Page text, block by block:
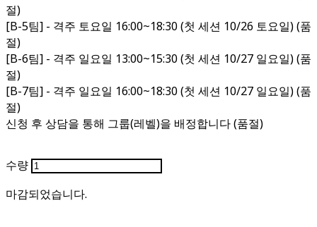
절)
[B-5팀] - 격주 토요일 16:00~18:30 (첫 세션 10/26 토요일) (품
절)
[B-6팀] - 격주 일요일 13:00~15:30 (첫 세션 10/27 일요일) (품
절)
[B-7팀] - 격주 일요일 16:00~18:30 (첫 세션 10/27 일요일) (품
절)
신청 후 상담을 통해 그룹(레벨)을 배정합니다 (품절)
수량